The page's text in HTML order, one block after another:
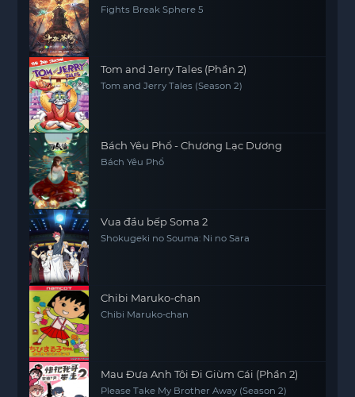
Fights Break Sphere 5
Tom and Jerry Tales (Phần 2)
Tom and Jerry Tales (Season 2)
Bách Yêu Phổ - Chương Lạc Dương
Bách Yêu Phổ
Vua đầu bếp Soma 2
Shokugeki no Souma: Ni no Sara
Chibi Maruko-chan
Chibi Maruko-chan
Mau Đưa Anh Tôi Đi Giùm Cái (Phần 2)
Please Take My Brother Away (Season 2)